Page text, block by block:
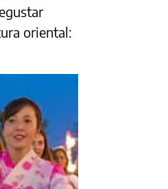
oriental: